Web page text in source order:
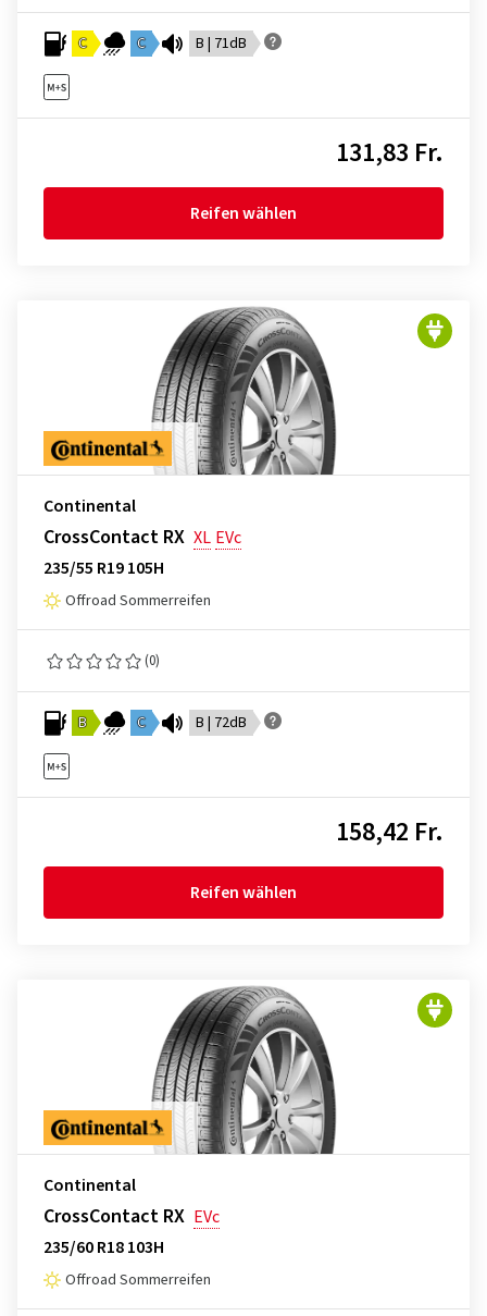
C C B | 71dB
131,83 Fr.
Reifen wählen
Continental
CrossContact RX XL EVc
235/55 R19 105H
Offroad Sommerreifen
(0)
B C B | 72dB
158,42 Fr.
Reifen wählen
Continental
CrossContact RX EVc
235/60 R18 103H
Offroad Sommerreifen